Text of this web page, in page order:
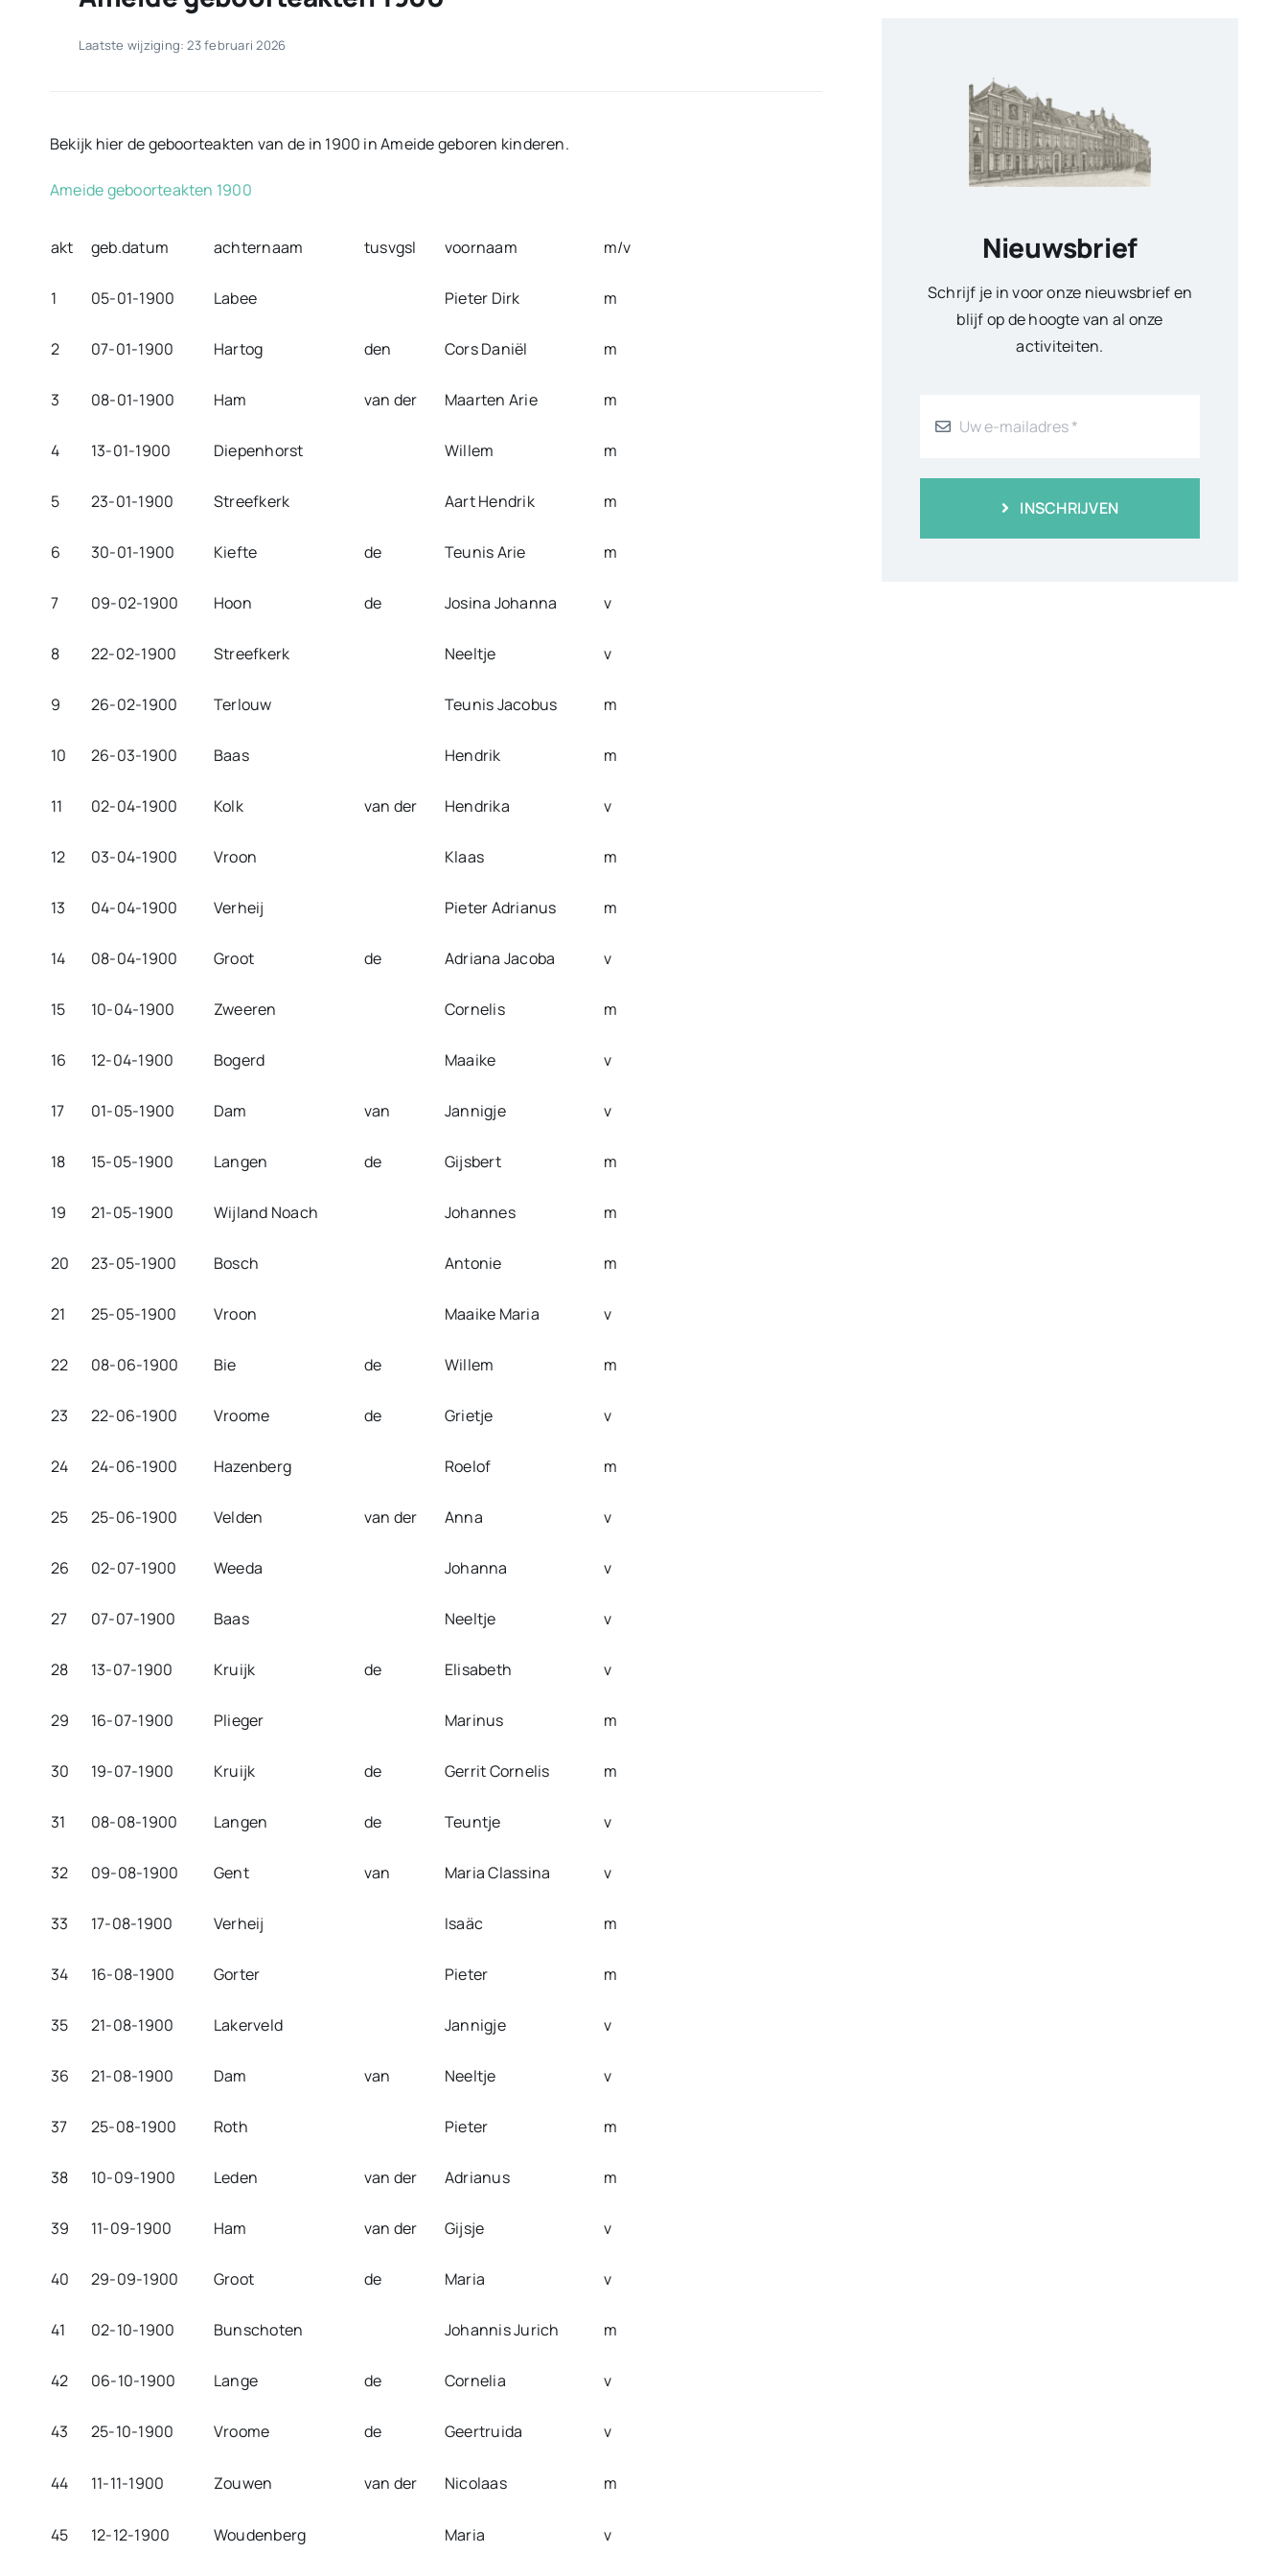
Laatste wijziging: 23 februari 2026
Bekijk hier de geboorteakten van de in 1900 in Ameide geboren kinderen.
Ameide geboorteakten 1900
akt geb.datum achternaam tusvgsl voornaam m/v
1 05-01-1900 Labee Pieter Dirk m
2 07-01-1900 Hartog den Cors Daniël m
3 08-01-1900 Ham van der Maarten Arie m
4 13-01-1900 Diepenhorst Willem m
5 23-01-1900 Streefkerk Aart Hendrik m
6 30-01-1900 Kiefte de Teunis Arie m
7 09-02-1900 Hoon de Josina Johanna v
8 22-02-1900 Streefkerk Neeltje v
9 26-02-1900 Terlouw Teunis Jacobus m
10 26-03-1900 Baas Hendrik m
11 02-04-1900 Kolk van der Hendrika v
12 03-04-1900 Vroon Klaas m
13 04-04-1900 Verheij Pieter Adrianus m
14 08-04-1900 Groot de Adriana Jacoba v
15 10-04-1900 Zweeren Cornelis m
16 12-04-1900 Bogerd Maaike v
17 01-05-1900 Dam van Jannigje v
18 15-05-1900 Langen de Gijsbert m
19 21-05-1900 Wijland Noach Johannes m
20 23-05-1900 Bosch Antonie m
21 25-05-1900 Vroon Maaike Maria v
22 08-06-1900 Bie de Willem m
23 22-06-1900 Vroome de Grietje v
24 24-06-1900 Hazenberg Roelof m
25 25-06-1900 Velden van der Anna v
26 02-07-1900 Weeda Johanna v
27 07-07-1900 Baas Neeltje v
28 13-07-1900 Kruijk de Elisabeth v
29 16-07-1900 Plieger Marinus m
30 19-07-1900 Kruijk de Gerrit Cornelis m
31 08-08-1900 Langen de Teuntje v
32 09-08-1900 Gent van Maria Classina v
33 17-08-1900 Verheij Isaäc m
34 16-08-1900 Gorter Pieter m
35 21-08-1900 Lakerveld Jannigje v
36 21-08-1900 Dam van Neeltje v
37 25-08-1900 Roth Pieter m
38 10-09-1900 Leden van der Adrianus m
39 11-09-1900 Ham van der Gijsje v
40 29-09-1900 Groot de Maria v
41 02-10-1900 Bunschoten Johannis Jurich m
42 06-10-1900 Lange de Cornelia v
43 25-10-1900 Vroome de Geertruida v
44 11-11-1900 Zouwen van der Nicolaas m
45 12-12-1900 Woudenberg Maria v
Nieuwsbrief
Schrijf je in voor onze nieuwsbrief en
blijf op de hoogte van al onze
activiteiten.
INSCHRIJVEN